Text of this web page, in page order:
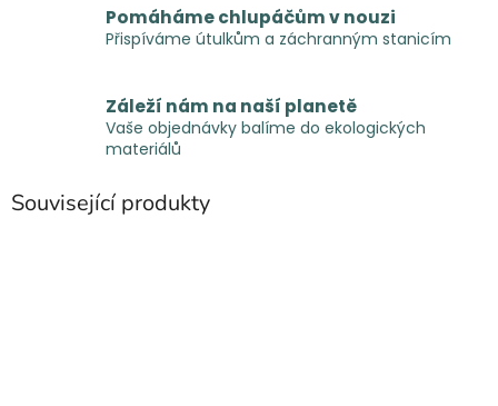
Pomáháme chlupáčům v nouzi
Přispíváme útulkům a záchranným stanicím
Záleží nám na naší planetě
Vaše objednávky balíme do ekologických
materiálů
Související produkty